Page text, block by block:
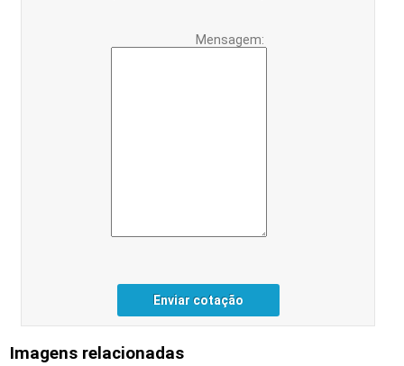
Mensagem:
Enviar cotação
Imagens relacionadas